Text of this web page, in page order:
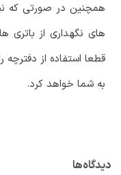
همچنین در صورتی که
های نگهداری از باتری
قطعا استفاده از
به شما خواهد کرد.
دیدگاه‌ها